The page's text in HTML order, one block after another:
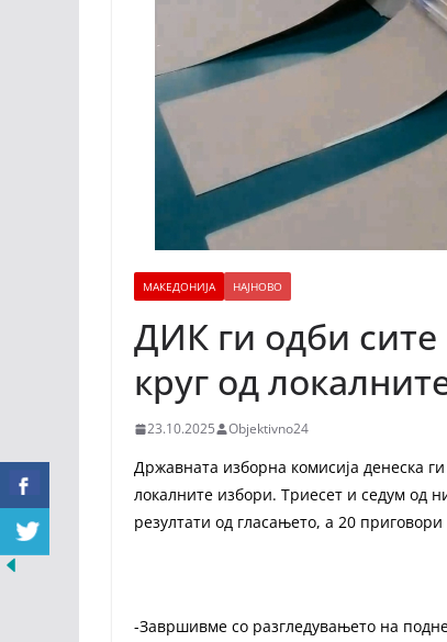
МАКЕДОНИЈА НАЈНОВО
ДИК ги одби
круг од
23.10.2025 Objektivno24
Државната изборна комисија денеска
локалните избори. Триесет и седум од
резултати од гласањето, а 20
-Завршивме со разгледувањето на